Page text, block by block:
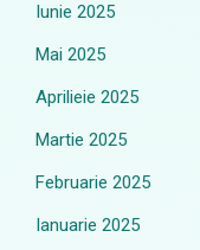
Iunie 2025
Mai 2025
Aprilieie 2025
Martie 2025
Februarie 2025
Ianuarie 2025